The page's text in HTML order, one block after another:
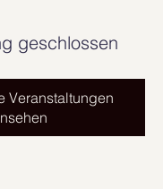
geschlossen
Veranstaltungen